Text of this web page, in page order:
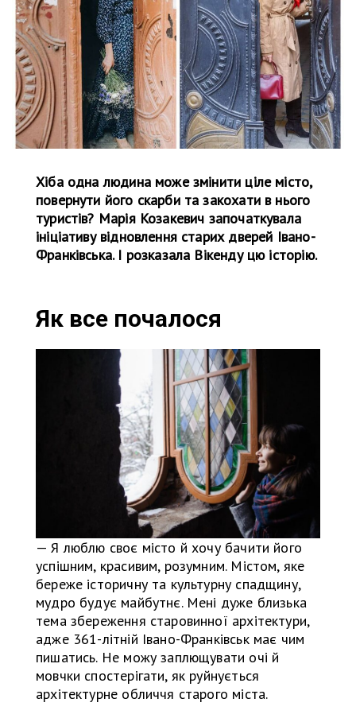
Хіба одна людина може змінити ціле місто,
повернути його скарби та закохати в нього
туристів? Марія Козакевич започаткувала
ініціативу відновлення старих дверей Івано-
Франківська. І розказала Вікенду цю історію.
Як все почалося
— Я люблю своє місто й хочу бачити його
успішним, красивим, розумним. Містом, яке
береже історичну та культурну спадщину,
мудро будує майбутнє. Мені дуже близька
тема збереження старовинної архітектури,
адже 361-літній Івано-Франківськ має чим
пишатись. Не можу заплющувати очі й
мовчки спостерігати, як руйнується
архітектурне обличчя старого міста.